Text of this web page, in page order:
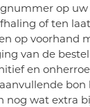
op
of ten
op voorhand
van de
en
nog wat extra